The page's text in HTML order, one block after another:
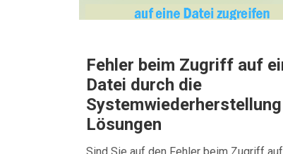
Fehler beim Zugriff auf
Datei durch die
Lösungen